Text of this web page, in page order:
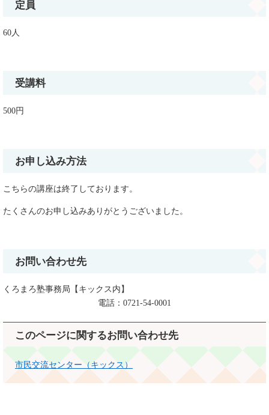
定員
60人
受講料
500円
お申し込み方法
こちらの講座は終了しております。
たくさんのお申し込みありがとうございました。
お問い合わせ先
くろまろ塾事務局【キックス内】
電話：0721-54-0001
このページに関するお問い合わせ先
市民交流センター（キックス）